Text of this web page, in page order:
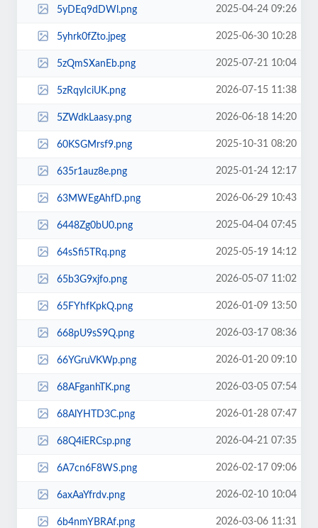
5yDEq9dDWl.png 2025-04-24 09:26
5yhrk0fZto.jpeg 2025-06-30 10:28
5zQmSXanEb.png 2025-07-21 10:04
5zRqyIciUK.png 2026-07-15 11:38
5ZWdkLaasy.png 2026-06-18 14:20
60KSGMrsf9.png 2025-10-31 08:20
635r1auz8e.png 2025-01-24 12:17
63MWEgAhfD.png 2026-06-29 10:43
6448Zg0bU0.png 2025-04-04 07:45
64sSfi5TRq.png 2025-05-19 14:12
65b3G9xjfo.png 2026-05-07 11:02
65FYhfKpkQ.png 2026-01-09 13:50
668pU9sS9Q.png 2026-03-17 08:36
66YGruVKWp.png 2026-01-20 09:10
68AFganhTK.png 2026-03-05 07:54
68AlYHTD3C.png 2026-01-28 07:47
68Q4iERCsp.png 2026-04-21 07:35
6A7cn6F8WS.png 2026-02-17 09:06
6axAaYfrdv.png 2026-02-10 10:04
6b4nmYBRAf.png 2026-03-06 11:31